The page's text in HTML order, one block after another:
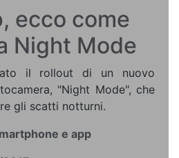
ecco come
Night Mode
il rollout di un nuovo
"Night Mode", che
gli scatti notturni.
e app